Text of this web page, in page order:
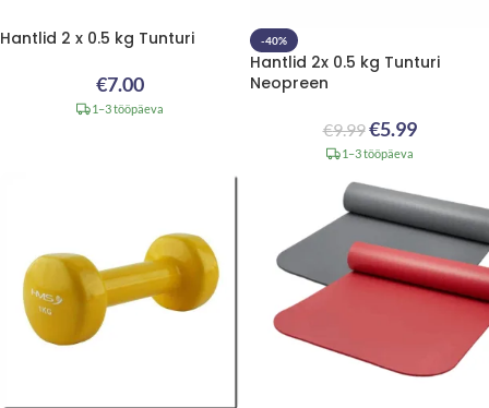
Hantlid 2 x 0.5 kg Tunturi
€7.00
1–3 tööpäeva
-40%
Hantlid 2x 0.5 kg Tunturi
Neopreen
€9.99€5.99
1–3 tööpäeva